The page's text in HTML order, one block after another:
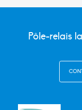
Pôle-relais